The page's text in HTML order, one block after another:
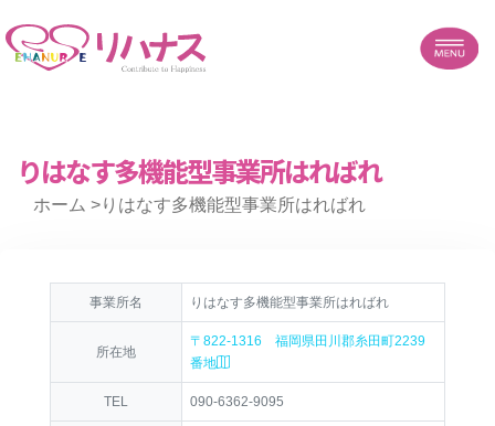
りはなす多機能型事業所はればれ
ホーム >りはなす多機能型事業所はればれ
事業所名 りはなす多機能型事業所はればれ
所在地
〒822-1316 福岡県田川郡糸田町2239
番地
TEL 090-6362-9095